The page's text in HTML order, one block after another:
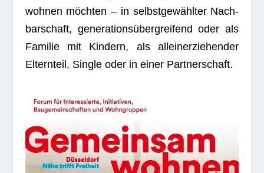
woh­nen möch­ten – in selbst­ge­wähl­ter Nach­
bar­schaft, gene­ra­ti­ons­über­grei­fend oder als
Fami­lie mit Kin­dern, als allein­er­zie­hen­der
Eltern­teil, Sin­gle oder in einer Partnerschaft.